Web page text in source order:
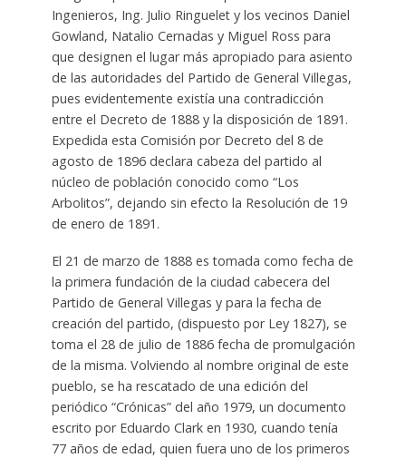
Ingenieros, Ing. Julio Ringuelet y los vecinos Daniel
Gowland, Natalio Cernadas y Miguel Ross para
que designen el lugar más apropiado para asiento
de las autoridades del Partido de General Villegas,
pues evidentemente existía una contradicción
entre el Decreto de 1888 y la disposición de 1891.
Expedida esta Comisión por Decreto del 8 de
agosto de 1896 declara cabeza del partido al
núcleo de población conocido como “Los
Arbolitos”, dejando sin efecto la Resolución de 19
de enero de 1891.
El 21 de marzo de 1888 es tomada como fecha de
la primera fundación de la ciudad cabecera del
Partido de General Villegas y para la fecha de
creación del partido, (dispuesto por Ley 1827), se
toma el 28 de julio de 1886 fecha de promulgación
de la misma. Volviendo al nombre original de este
pueblo, se ha rescatado de una edición del
periódico “Crónicas” del año 1979, un documento
escrito por Eduardo Clark en 1930, cuando tenía
77 años de edad, quien fuera uno de los primeros